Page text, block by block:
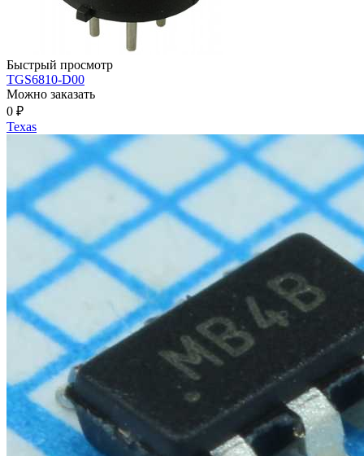
Быстрый просмотр
TGS6810-D00
Можно заказать
0 ₽
Texas